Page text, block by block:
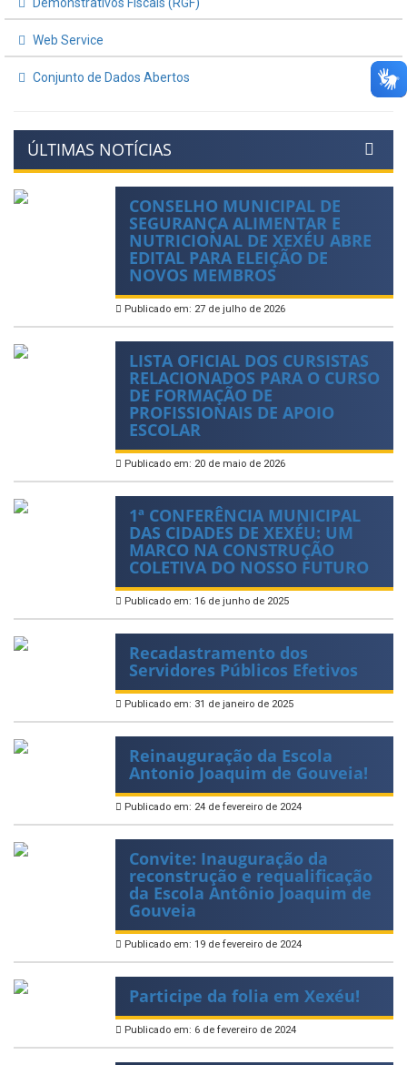
Web Service
Conjunto de Dados Abertos
ÚLTIMAS NOTÍCIAS
CONSELHO MUNICIPAL DE
SEGURANÇA ALIMENTAR E
NUTRICIONAL DE XEXÉU ABRE
EDITAL PARA ELEIÇÃO DE
NOVOS MEMBROS
Publicado em: 27 de julho de 2026
LISTA OFICIAL DOS CURSISTAS
RELACIONADOS PARA O CURSO
DE FORMAÇÃO DE
PROFISSIONAIS DE APOIO
ESCOLAR
Publicado em: 20 de maio de 2026
1ª CONFERÊNCIA MUNICIPAL
DAS CIDADES DE XEXÉU: UM
MARCO NA CONSTRUÇÃO
COLETIVA DO NOSSO FUTURO
Publicado em: 16 de junho de 2025
Recadastramento dos
Servidores Públicos Efetivos
Publicado em: 31 de janeiro de 2025
Reinauguração da Escola
Antonio Joaquim de Gouveia!
Publicado em: 24 de fevereiro de 2024
Convite: Inauguração da
reconstrução e requalificação
da Escola Antônio Joaquim de
Gouveia
Publicado em: 19 de fevereiro de 2024
Participe da folia em Xexéu!
Publicado em: 6 de fevereiro de 2024